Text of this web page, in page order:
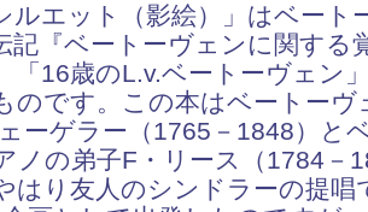
エット（影絵）」はベート
記『ベートーヴェンに関する
「16歳のL.v.ベートーヴェン
のです。この本はベートーヴ
ーゲラー（1765－1848）と
ノの弟子F・リース（1784－
はり友人のシンドラーの提唱